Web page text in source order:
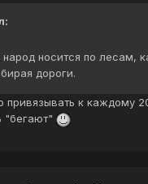
носится по лесам,
дороги.
привязывать к каждому
"бегают"